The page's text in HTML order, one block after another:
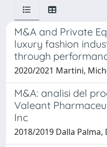
M&A and Private
luxury fashion
through
2020/2021 Martini,
M&A: analisi del
Valeant
Inc
2018/2019 Dalla Palma,